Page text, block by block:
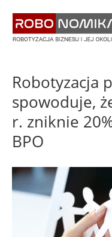
treści
yasne
main
menu
Robotyzacja
spowoduje,
r. zniknie
BPO